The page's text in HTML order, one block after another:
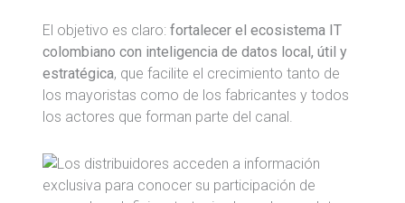
El objetivo es claro:fortalecer el ecosistema IT
colombiano con inteligencia de datos local, útil y
estratégica, que facilite el crecimiento tanto de
los mayoristas como de los fabricantes y todos
los actores que forman parte del canal.